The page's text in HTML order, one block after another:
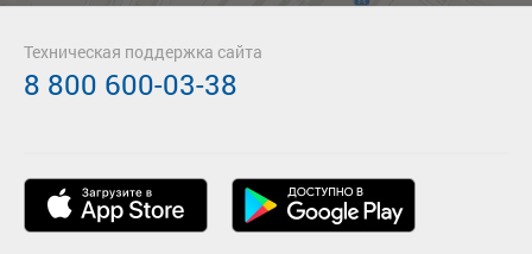
Техническая поддержка сайта
8 800 600-03-38